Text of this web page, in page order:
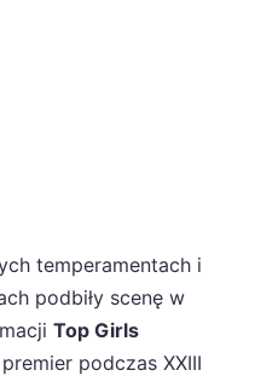
temperamentach i
podbiły scenę w
Top Girls
podczas XXIII